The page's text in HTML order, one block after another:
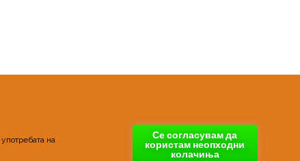
на
Се согласувам да
користам неопходни
колачиња